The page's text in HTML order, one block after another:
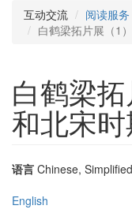
互动交流 阅读服务
白鹤梁拓片展（1
白鹤梁
和北宋
语言 Chinese,
English